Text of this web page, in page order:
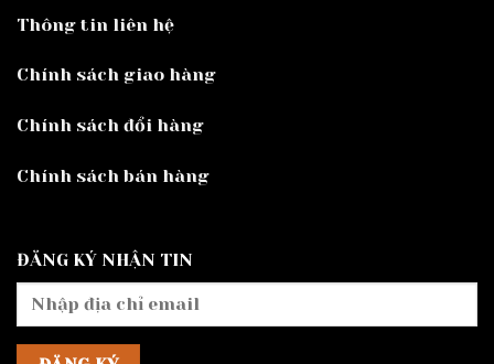
Thông tin liên hệ
Chính sách giao hàng
Chính sách đổi hàng
Chính sách bán hàng
ĐĂNG KÝ NHẬN TIN